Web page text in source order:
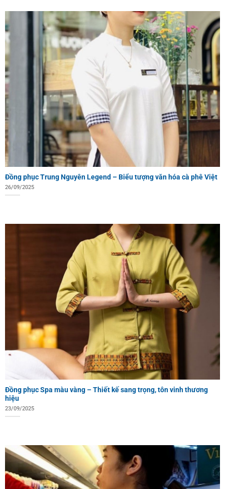
Đồng phục Trung Nguyên Legend – Biểu tượng văn hóa cà phê Việt
26/09/2025
Đồng phục Spa màu vàng – Thiết kế sang trọng, tôn vinh thương
hiệu
23/09/2025